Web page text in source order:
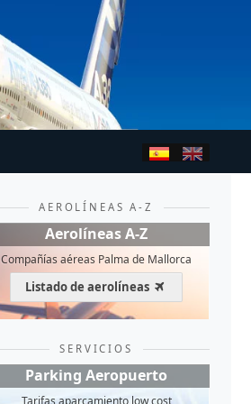
AEROLÍNEAS A-Z
Aerolíneas A-Z
Compañías aéreas Palma de Mallorca
Listado de aerolíneas
SERVICIOS
Parking Aeropuerto
Tarifas aparcamiento low cost